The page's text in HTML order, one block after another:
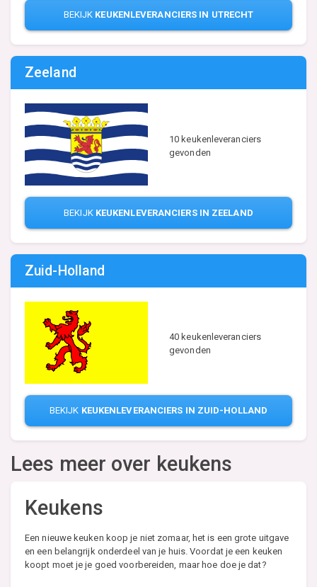
BEKIJK KEUKENLEVERANCIERS IN UTRECHT
Zeeland
10 keukenleveranciers
gevonden
BEKIJK KEUKENLEVERANCIERS IN ZEELAND
Zuid-Holland
40 keukenleveranciers
gevonden
BEKIJK KEUKENLEVERANCIERS IN ZUID-HOLLAND
Lees meer over keukens
Keukens
Een nieuwe keuken koop je niet zomaar, het is een grote uitgave
en een belangrijk onderdeel van je huis. Voordat je een keuken
koopt moet je je goed voorbereiden, maar hoe doe je dat?